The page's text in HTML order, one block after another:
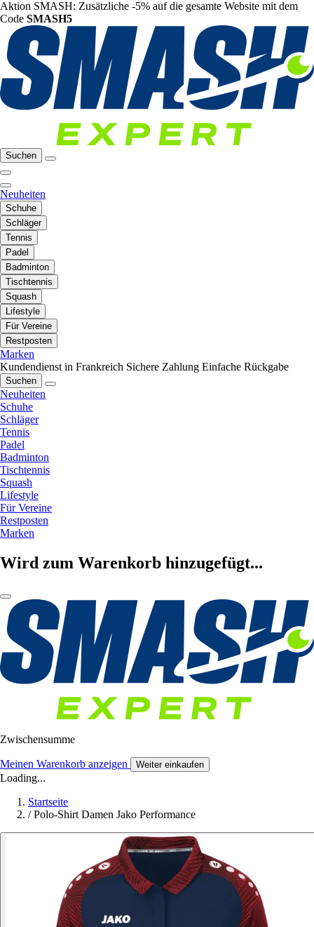
Aktion SMASH: Zusätzliche -5% auf die gesamte Website mit dem
Code SMASH5
Suchen
Neuheiten
Schuhe
Schläger
Tennis
Padel
Badminton
Tischtennis
Squash
Lifestyle
Für Vereine
Restposten
Marken
Kundendienst in Frankreich Sichere Zahlung Einfache Rückgabe
Suchen
Neuheiten
Schuhe
Schläger
Tennis
Padel
Badminton
Tischtennis
Squash
Lifestyle
Für Vereine
Restposten
Marken
Wird zum Warenkorb hinzugefügt...
Zwischensumme
Meinen Warenkorb anzeigen Weiter einkaufen
Loading...
Startseite
/ Polo-Shirt Damen Jako Performance